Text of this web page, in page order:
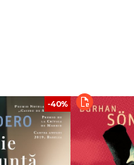
sau dacă a
din viața
se adresează
e că voi,
voi, după
A luptat în
-40%